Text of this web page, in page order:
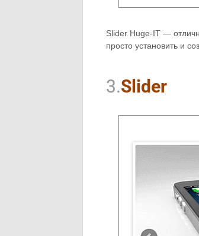
Slider Huge-IT —
просто установить и
3.Slider